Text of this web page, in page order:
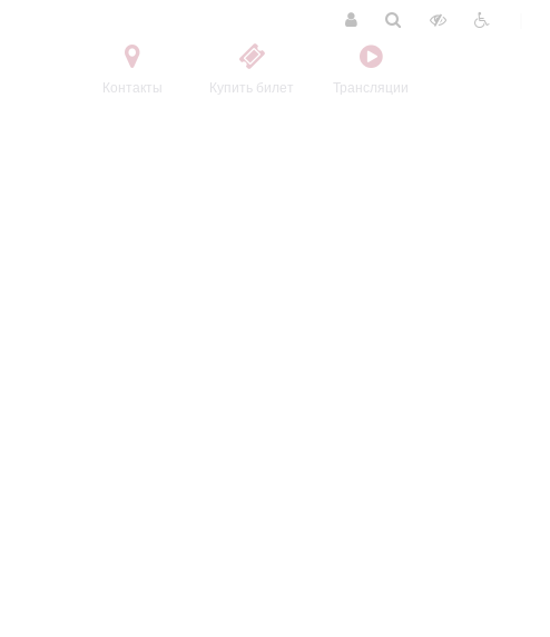
Контакты Купить билет Трансляции